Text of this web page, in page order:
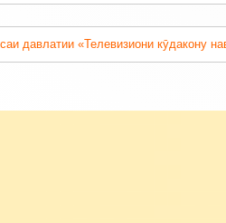
давлатии «Телевизиони кӯдакону